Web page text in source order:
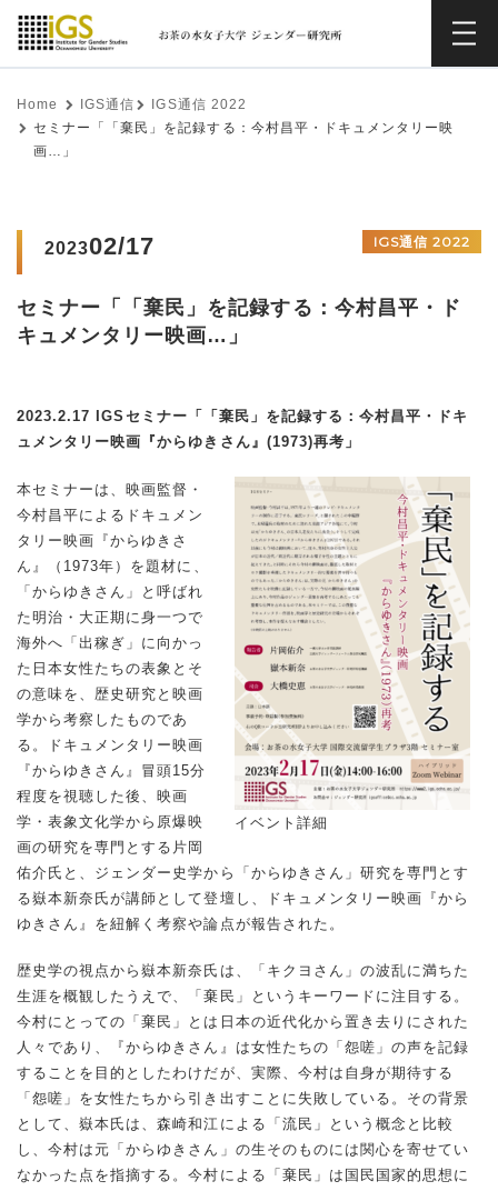
Home IGS通信
IGS通信 2022
セミナー「「棄民」を記録する：今村昌平・ドキュメンタリー映
画…」
202302/17 IGS通信 2022
セミナー「「棄民」を記録する：今村昌平・ド
キュメンタリー映画…」
2023.2.17 IGSセミナー「「棄民」を記録する：今村昌平・ドキ
ュメンタリー映画『からゆきさん』(1973)再考」
イベント詳細
本セミナーは、映画監督・
今村昌平によるドキュメン
タリー映画『からゆきさ
ん』（1973年）を題材に、
「からゆきさん」と呼ばれ
た明治・大正期に身一つで
海外へ「出稼ぎ」に向かっ
た日本女性たちの表象とそ
の意味を、歴史研究と映画
学から考察したものであ
る。ドキュメンタリー映画
『からゆきさん』冒頭15分
程度を視聴した後、映画
学・表象文化学から原爆映
画の研究を専門とする片岡
佑介氏と、ジェンダー史学から「からゆきさん」研究を専門とす
る嶽本新奈氏が講師として登壇し、ドキュメンタリー映画『から
ゆきさん』を紐解く考察や論点が報告された。
歴史学の視点から嶽本新奈氏は、「キクヨさん」の波乱に満ちた
生涯を概観したうえで、「棄民」というキーワードに注目する。
今村にとっての「棄民」とは日本の近代化から置き去りにされた
人々であり、『からゆきさん』は女性たちの「怨嗟」の声を記録
することを目的としたわけだが、実際、今村は自身が期待する
「怨嗟」を女性たちから引き出すことに失敗している。その背景
として、嶽本氏は、森崎和江による「流民」という概念と比較
し、今村は元「からゆきさん」の生そのものには関心を寄せてい
なかった点を指摘する。今村による「棄民」は国民国家的思想に